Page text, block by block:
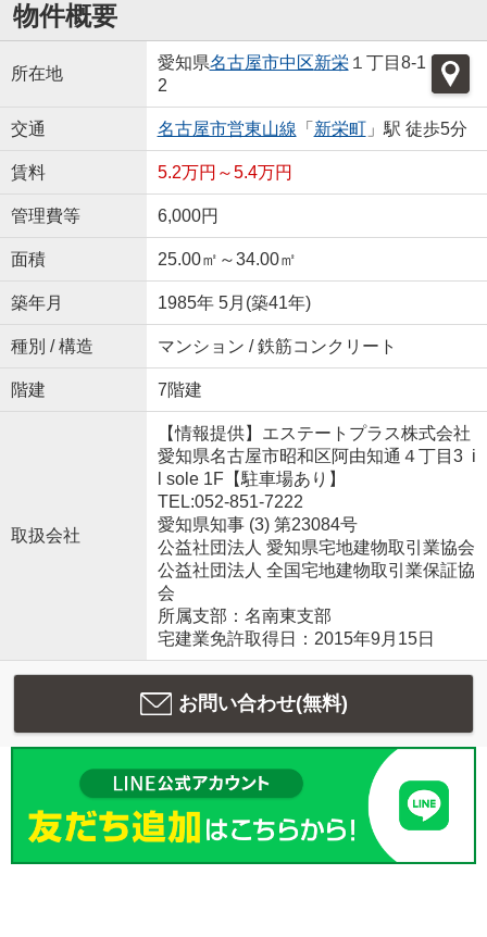
物件概要
所在地
愛知県名古屋市中区新栄１丁目8-1
2
交通 名古屋市営東山線 「 新栄町」駅 徒歩5分
賃料 5.2万円～5.4万円
管理費等 6,000円
面積 25.00㎡～34.00㎡
築年月 1985年 5月(築41年)
種別 / 構造 マンション / 鉄筋コンクリート
階建 7階建
取扱会社
【情報提供】エステートプラス株式会社
愛知県名古屋市昭和区阿由知通４丁目3 i
l sole 1F【駐車場あり】
TEL:052-851-7222
愛知県知事 (3) 第23084号
公益社団法人 愛知県宅地建物取引業協会
公益社団法人 全国宅地建物取引業保証協
会
所属支部：名南東支部
宅建業免許取得日：2015年9月15日
お問い合わせ(無料)